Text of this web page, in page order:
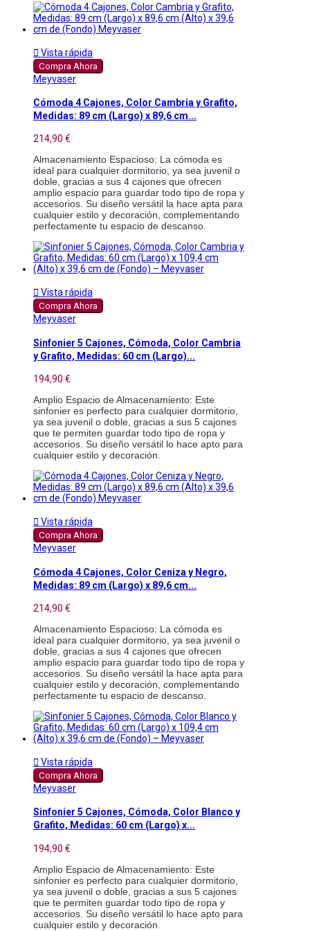
 Vista rápida
Compra Ahora
Meyvaser
Cómoda 4 Cajones, Color Cambria y Grafito,
Medidas: 89 cm (Largo) x 89,6 cm...
214,90 €
Almacenamiento Espacioso: La cómoda es
ideal para cualquier dormitorio, ya sea juvenil o
doble, gracias a sus 4 cajones que ofrecen
amplio espacio para guardar todo tipo de ropa y
accesorios. Su diseño versátil la hace apta para
cualquier estilo y decoración, complementando
perfectamente tu espacio de descanso.
 Vista rápida
Compra Ahora
Meyvaser
Sinfonier 5 Cajones, Cómoda, Color Cambria
y Grafito, Medidas: 60 cm (Largo)...
194,90 €
Amplio Espacio de Almacenamiento: Este
sinfonier es perfecto para cualquier dormitorio,
ya sea juvenil o doble, gracias a sus 5 cajones
que te permiten guardar todo tipo de ropa y
accesorios. Su diseño versátil lo hace apto para
cualquier estilo y decoración.
 Vista rápida
Compra Ahora
Meyvaser
Cómoda 4 Cajones, Color Ceniza y Negro,
Medidas: 89 cm (Largo) x 89,6 cm...
214,90 €
Almacenamiento Espacioso: La cómoda es
ideal para cualquier dormitorio, ya sea juvenil o
doble, gracias a sus 4 cajones que ofrecen
amplio espacio para guardar todo tipo de ropa y
accesorios. Su diseño versátil la hace apta para
cualquier estilo y decoración, complementando
perfectamente tu espacio de descanso.
 Vista rápida
Compra Ahora
Meyvaser
Sinfonier 5 Cajones, Cómoda, Color Blanco y
Grafito, Medidas: 60 cm (Largo) x...
194,90 €
Amplio Espacio de Almacenamiento: Este
sinfonier es perfecto para cualquier dormitorio,
ya sea juvenil o doble, gracias a sus 5 cajones
que te permiten guardar todo tipo de ropa y
accesorios. Su diseño versátil lo hace apto para
cualquier estilo y decoración.